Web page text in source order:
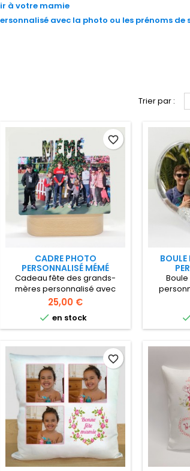
à votre mamie
avec la photo ou les prénoms
Trier par :
CADRE PHOTO
PERSONNALISÉ MÉMÉ
Cadeau fête des grands-
mères personnalisé avec
votre photo cadre original
avec le mot Mémé au dessus
découpé au laser intégré à la
photo
Prix
25,00 €
 en stock
favorite_border
BOULE
photo
pour un
favorite_border